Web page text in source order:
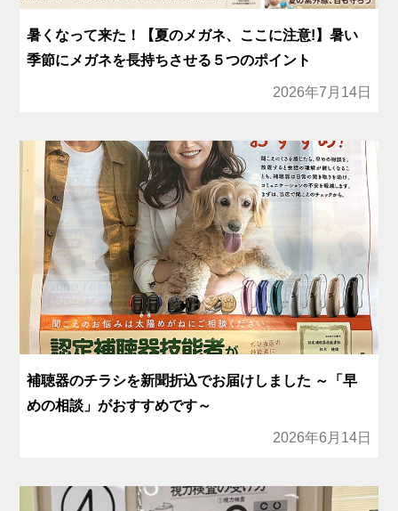
暑くなって来た！【夏のメガネ、ここに注意!】暑い
季節にメガネを長持ちさせる５つのポイント
2026年7月14日
補聴器のチラシを新聞折込でお届けしました ～「早
めの相談」がおすすめです～
2026年6月14日